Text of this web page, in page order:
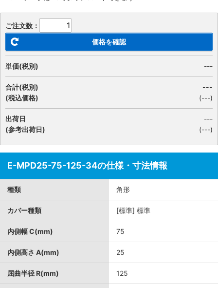
ご注文数：
価格を確認
単価(税別) ---
合計(税別)
(税込価格)
---
(---)
出荷日
(参考出荷日)
---
(---)
E-MPD25-75-125-34の仕様・寸法情報
種類 角形
カバー種類 [標準] 標準
内側幅 C(mm) 75
内側高さ A(mm) 25
屈曲半径 R(mm) 125